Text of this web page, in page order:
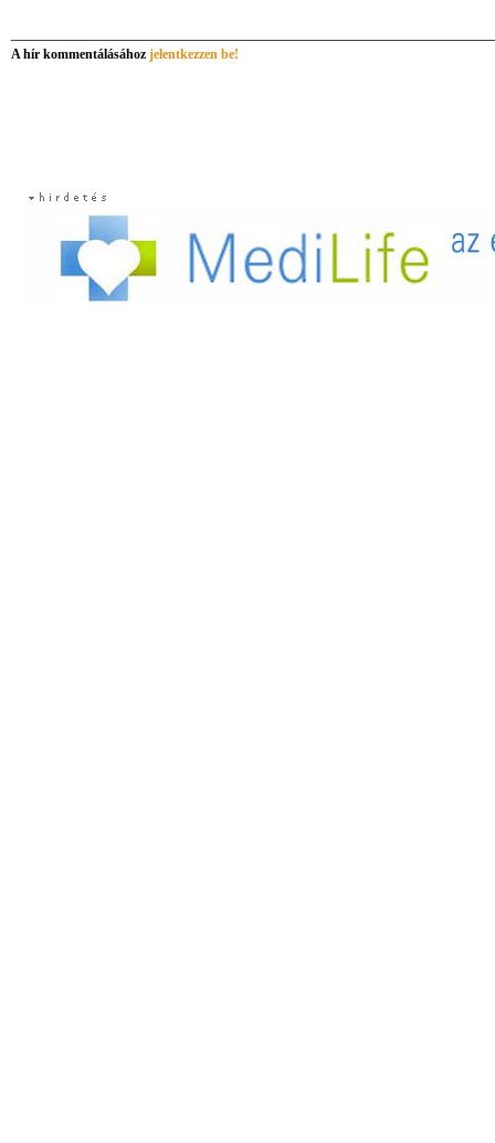
A hír kommentálásához jelentkezzen be!